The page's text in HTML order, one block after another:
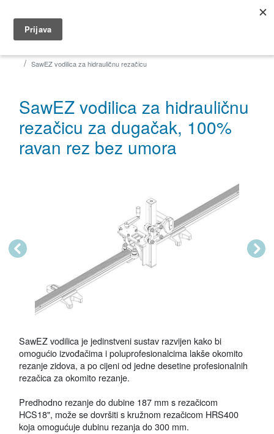
SawEZ vodilica za hidrauličnu rezačicu
SawEZ vodilica za hidrauličnu
rezačicu za dugačak, 100%
ravan rez bez umora
Previous Next
SawEZ vodilica je jedinstveni sustav razvijen kako bi
omogućio izvođačima i poluprofesionalcima lakše okomito
rezanje zidova, a po cijeni od jedne desetine profesionalnih
rezačica za okomito rezanje.
Predhodno rezanje do dubine 187 mm s rezačicom
HCS18", može se dovršiti s kružnom rezačicom HRS400
koja omogućuje dubinu rezanja do 300 mm.